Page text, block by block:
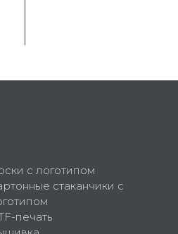
с логотипом
стаканчики с
печать